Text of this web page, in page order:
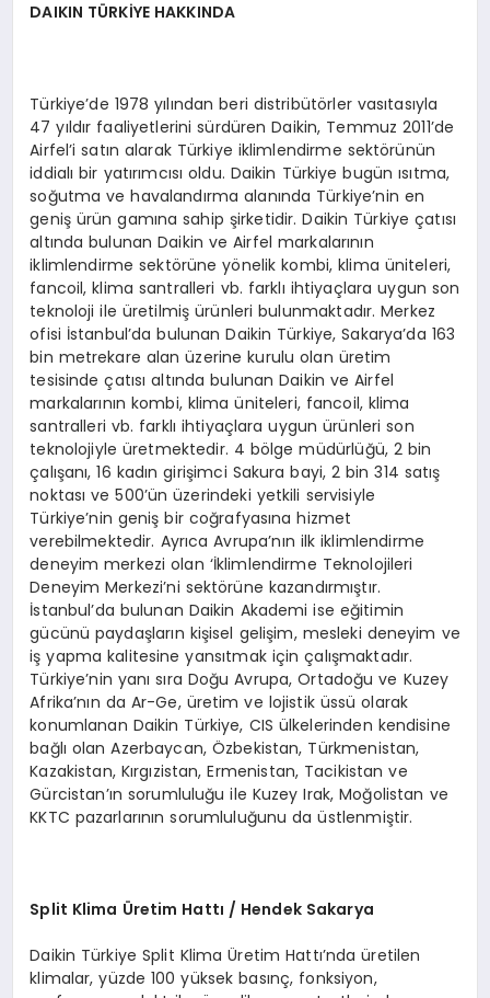
DAIKIN TÜRKİYE HAKKINDA
Türkiye’de 1978 yılından beri distribütörler vasıtasıyla
47 yıldır faaliyetlerini sürdüren Daikin, Temmuz 2011’de
Airfel’i satın alarak Türkiye iklimlendirme sektörünün
iddialı bir yatırımcısı oldu. Daikin Türkiye bugün ısıtma,
soğutma ve havalandırma alanında Türkiye’nin en
geniş ürün gamına sahip şirketidir. Daikin Türkiye çatısı
altında bulunan Daikin ve Airfel markalarının
iklimlendirme sektörüne yönelik kombi, klima üniteleri,
fancoil, klima santralleri vb. farklı ihtiyaçlara uygun son
teknoloji ile üretilmiş ürünleri bulunmaktadır. Merkez
ofisi İstanbul’da bulunan Daikin Türkiye, Sakarya’da 163
bin metrekare alan üzerine kurulu olan üretim
tesisinde çatısı altında bulunan Daikin ve Airfel
markalarının kombi, klima üniteleri, fancoil, klima
santralleri vb. farklı ihtiyaçlara uygun ürünleri son
teknolojiyle üretmektedir. 4 bölge müdürlüğü, 2 bin
çalışanı, 16 kadın girişimci Sakura bayi, 2 bin 314 satış
noktası ve 500’ün üzerindeki yetkili servisiyle
Türkiye’nin geniş bir coğrafyasına hizmet
verebilmektedir. Ayrıca Avrupa’nın ilk iklimlendirme
deneyim merkezi olan ‘İklimlendirme Teknolojileri
Deneyim Merkezi’ni sektörüne kazandırmıştır.
İstanbul’da bulunan Daikin Akademi ise eğitimin
gücünü paydaşların kişisel gelişim, mesleki deneyim ve
iş yapma kalitesine yansıtmak için çalışmaktadır.
Türkiye’nin yanı sıra Doğu Avrupa, Ortadoğu ve Kuzey
Afrika’nın da Ar-Ge, üretim ve lojistik üssü olarak
konumlanan Daikin Türkiye, CIS ülkelerinden kendisine
bağlı olan Azerbaycan, Özbekistan, Türkmenistan,
Kazakistan, Kırgızistan, Ermenistan, Tacikistan ve
Gürcistan’ın sorumluluğu ile Kuzey Irak, Moğolistan ve
KKTC pazarlarının sorumluluğunu da üstlenmiştir.
Split Klima Üretim Hattı / Hendek Sakarya
Daikin Türkiye Split Klima Üretim Hattı’nda üretilen
klimalar, yüzde 100 yüksek basınç, fonksiyon,